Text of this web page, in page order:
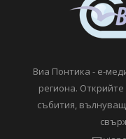
Виа Понтика - е-
региона.
събития,